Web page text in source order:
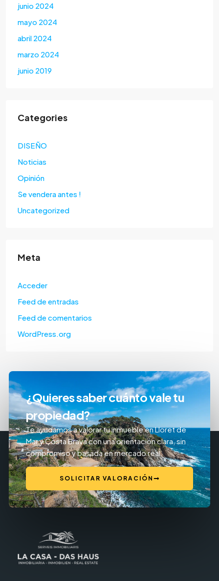
junio 2024
mayo 2024
abril 2024
marzo 2024
junio 2019
Categories
DISEÑO
Noticias
Opinión
Se vendera antes !
Uncategorized
Meta
Acceder
Feed de entradas
Feed de comentarios
WordPress.org
¿Quieres saber cuánto vale tu
propiedad?
Te ayudamos a valorar tu inmueble en Lloret de
Mar y Costa Brava con una orientación clara, sin
compromiso y basada en mercado real.
SOLICITAR VALORACIÓN